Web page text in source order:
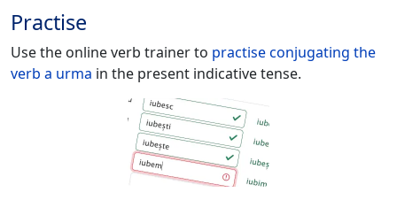
Practise
Use the online verb trainer to practise conjugating the
verb a urma in the present indicative tense.